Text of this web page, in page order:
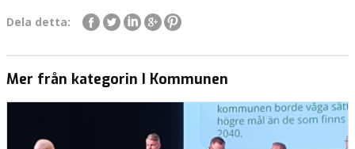
Dela detta:
Mer från kategorin I Kommunen